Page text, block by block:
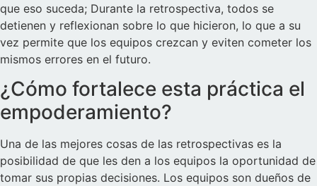
que eso suceda; Durante la retrospectiva, todos se
detienen y reflexionan sobre lo que hicieron, lo que a su
vez permite que los equipos crezcan y eviten cometer los
mismos errores en el futuro.
¿Cómo fortalece esta práctica el
empoderamiento?
Una de las mejores cosas de las retrospectivas es la
posibilidad de que les den a los equipos la oportunidad de
tomar sus propias decisiones. Los equipos son dueños de